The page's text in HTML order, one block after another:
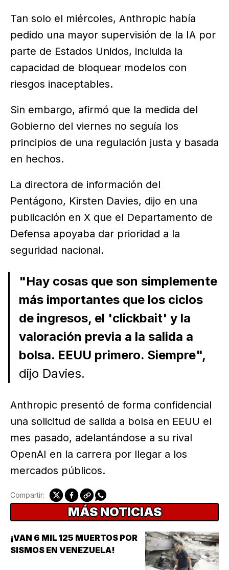
Tan solo el miércoles, Anthropic había
pedido una mayor supervisión de la IA por
parte de Estados Unidos, incluida la
capacidad de bloquear modelos con
riesgos inaceptables.
Sin embargo, afirmó que la medida del
Gobierno del viernes no seguía los
principios de una regulación justa y basada
en hechos.
La directora de información del
Pentágono, Kirsten Davies, dijo en una
publicación en X que el Departamento de
Defensa apoyaba dar prioridad a la
seguridad nacional.
"Hay cosas que son simplemente
más importantes que los ciclos
de ingresos, el 'clickbait' y la
valoración previa a la salida a
bolsa. EEUU primero. Siempre",
dijo Davies.
Anthropic presentó de forma confidencial
una solicitud de salida a bolsa en EEUU el
mes pasado, adelantándose a su rival
OpenAI en la carrera por llegar a los
mercados públicos.
Compartir:
MÁS NOTICIAS
¡VAN 6 MIL 125 MUERTOS POR
SISMOS EN VENEZUELA!